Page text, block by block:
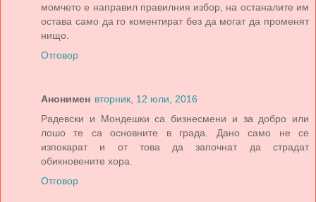
момчето е направил правилния избор, на останалите им
остава само да го коментират без да могат да променят
нищо.
Отговор
Анонимен вторник, 12 юли, 2016
Радевски и Мондешки са бизнесмени и за добро или
лошо те са основните в града. Дано само не се
изпокарат и от това да започнат да страдат
обикновените хора.
Отговор